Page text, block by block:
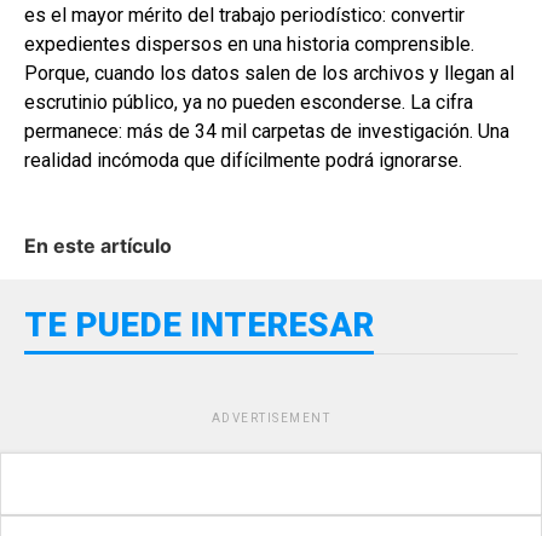
es el mayor mérito del trabajo periodístico: convertir
expedientes dispersos en una historia comprensible.
Porque, cuando los datos salen de los archivos y llegan al
escrutinio público, ya no pueden esconderse. La cifra
permanece: más de 34 mil carpetas de investigación. Una
realidad incómoda que difícilmente podrá ignorarse.
En este artículo
TE PUEDE INTERESAR
ADVERTISEMENT